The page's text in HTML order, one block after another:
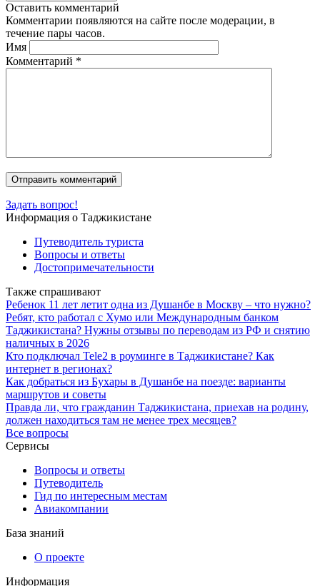
Оставить комментарий
Комментарии появляются на сайте после модерации, в
течение пары часов.
Имя
Комментарий *
Задать вопрос!
Информация о Таджикистане
Путеводитель туриста
Вопросы и ответы
Достопримечательности
Также спрашивают
Ребенок 11 лет летит одна из Душанбе в Москву – что нужно?
Ребят, кто работал с Хумо или Международным банком
Таджикистана? Нужны отзывы по переводам из РФ и снятию
наличных в 2026
Кто подключал Tele2 в роуминге в Таджикистане? Как
интернет в регионах?
Как добраться из Бухары в Душанбе на поезде: варианты
маршрутов и советы
Правда ли, что гражданин Таджикистана, приехав на родину,
должен находиться там не менее трех месяцев?
Все вопросы
Сервисы
Вопросы и ответы
Путеводитель
Гид по интересным местам
Авиакомпании
База знаний
О проекте
Информация